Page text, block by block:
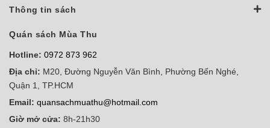
Thông tin sách
Quán sách Mùa Thu
Hotline: 0972 873 962
Địa chỉ: M20, Đường Nguyễn Văn Bình, Phường Bến Nghé,
Quận 1, TP.HCM
Email: quansachmuathu@hotmail.com
Giờ mở cửa: 8h-21h30